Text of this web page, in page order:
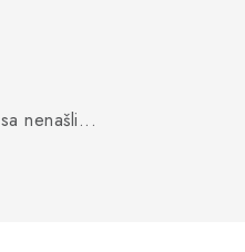
sa nenašli...